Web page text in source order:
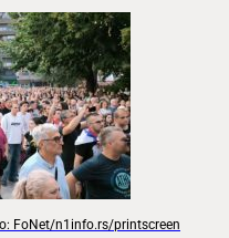
FoNet/n1info.rs/printscreen